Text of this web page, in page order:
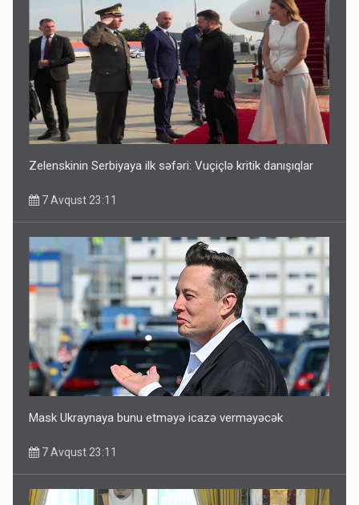
Media və Yayım Şurasına əlavə hüquq və vəzifələr verilib
7 Avqust 13:24
Zelenskinin Serbiyaya ilk səfəri: Vuçiçlə kritik danışıqlar
7 Avqust 23:11
Mask Ukraynaya bunu etməyə icazə verməyəcək
7 Avqust 23:11